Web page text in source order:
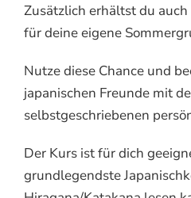
Zusätzlich erhältst du
für deine eigene
Nutze diese Chance und
japanischen Freunde mit
selbstgeschriebenen
Der Kurs ist für dich
grundlegendste